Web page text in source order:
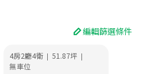
編輯篩選條件
4房2廳4衛 | 51.87坪 |
無車位